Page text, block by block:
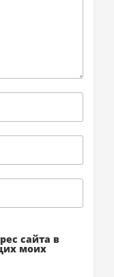
сайта в
моих